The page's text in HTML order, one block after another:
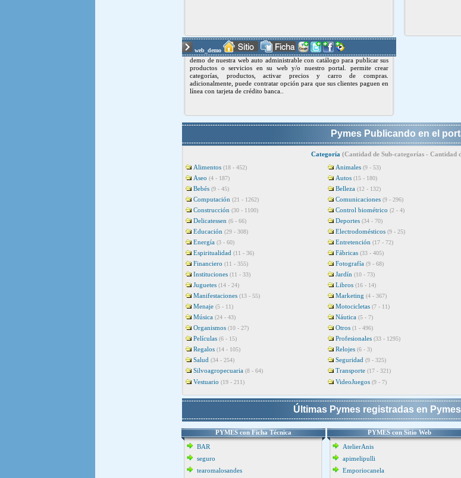
web_demo
demo de nuestra web auto administrable con catálogo para publicar sus
productos o servicios en su web y/o nuestro portal. permite crear
categorías, productos, activar precios y carro de compras.
adicionalmente, puede contratar opción para que sus clientes paguen en
línea con tarjeta de crédito banca..
Pymes Publicando en el
Categoría (Cantidad de Sub-categorías - Cantidad
Alimentos (18 - 452) Animales (9 - 53)
Aseo (4 - 187) Autos (15 - 180)
Bebés (9 - 45) Belleza (12 - 132)
Computación (21 - 1262) Comunicaciones (9 - 296)
Construcción (30 - 1100) Control biométrico (2 - 4)
Delicatessen (6 - 66) Deportes (34 - 70)
Educación (29 - 308) Electrodomésticos (9 - 25)
Energía (3 - 60) Entretención (17 - 72)
Espiritualidad (11 - 36) Fábricas (33 - 405)
Financiero (11 - 355) Fotografía (9 - 68)
Instituciones (11 - 33) Jardín (10 - 73)
Juguetes (14 - 24) Libros (16 - 14)
Manifestaciones (13 - 55) Marketing (4 - 367)
Menaje (5 - 11) Motocicletas (7 - 11)
Música (24 - 43) Náutica (5 - 7)
Organismos (10 - 27) Otros (1 - 496)
Películas (6 - 15) Profesionales (33 - 1295)
Regalos (14 - 105) Relojes (6 - 3)
Salud (34 - 254) Seguridad (9 - 325)
Silvoagropecuaria (8 - 64) Transporte (17 - 321)
Vestuario (19 - 211) VideoJuegos (9 - 7)
Últimas Pymes registradas en
PYMES con Ficha Técnica
BAR
seguro
tearomalosandes
PYMES con Sitio Web
AtelierAnis
apimelipulli
Emporiocanela